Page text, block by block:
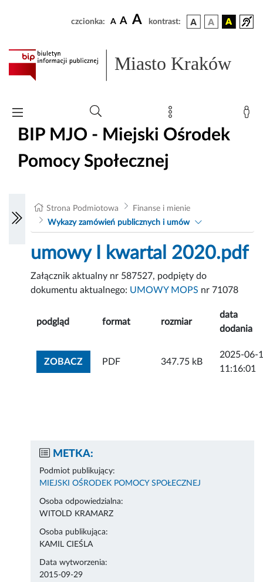
czcionka: A A A kontrast:
Miasto Kraków
BIP MJO - Miejski Ośrodek
Pomocy Społecznej
Strona Podmiotowa
Finanse i mienie
Wykazy zamówień publicznych i umów
umowy I kwartal 2020.pdf
Załącznik aktualny nr 587527, podpięty do
dokumentu aktualnego: UMOWY MOPS nr 71078
podgląd format rozmiar
data
dodania
ZOBACZZOBACZ ZAŁĄCZNIK
PDF 347.75 kB
2025-06-
11:16:01
METKA:
Podmiot publikujący:
MIEJSKI OŚRODEK POMOCY SPOŁECZNEJ
Osoba odpowiedzialna:
WITOLD KRAMARZ
Osoba publikująca:
KAMIL CIEŚLA
Data wytworzenia:
2015-09-29